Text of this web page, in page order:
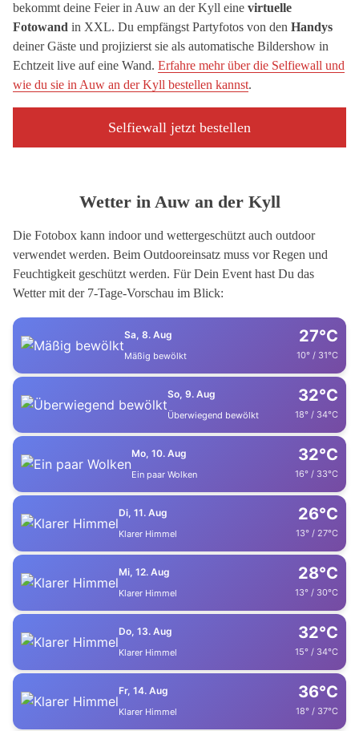
bekommt deine Feier in Auw an der Kyll eine virtuelle
Fotowand in XXL. Du empfängst Partyfotos von den Handys
deiner Gäste und projizierst sie als automatische Bildershow in
Echtzeit live auf eine Wand. Erfahre mehr über die Selfiewall und
wie du sie in Auw an der Kyll bestellen kannst.
Selfiewall jetzt bestellen
Wetter in Auw an der Kyll
Die Fotobox kann indoor und wettergeschützt auch outdoor
verwendet werden. Beim Outdooreinsatz muss vor Regen und
Feuchtigkeit geschützt werden. Für Dein Event hast Du das
Wetter mit der 7-Tage-Vorschau im Blick:
Sa, 8. Aug
Mäßig bewölkt
27°C
10° / 31°C
So, 9. Aug
Überwiegend bewölkt
32°C
18° / 34°C
Mo, 10. Aug
Ein paar Wolken
32°C
16° / 33°C
Di, 11. Aug
Klarer Himmel
26°C
13° / 27°C
Mi, 12. Aug
Klarer Himmel
28°C
13° / 30°C
Do, 13. Aug
Klarer Himmel
32°C
15° / 34°C
Fr, 14. Aug
Klarer Himmel
36°C
18° / 37°C